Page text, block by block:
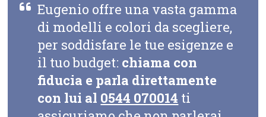
Eugenio offre una vasta gamma
di modelli e colori da scegliere,
per soddisfare le tue esigenze e
il tuo budget: chiama con
fiducia e parla direttamente
con lui al 0544 070014 ti